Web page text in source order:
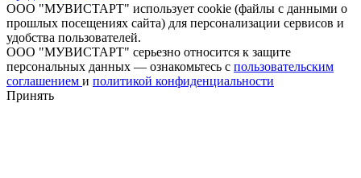
ООО "МУВИСТАРТ" использует cookie (файлы с данными о
прошлых посещениях сайта) для персонализации сервисов и
удобства пользователей.
ООО "МУВИСТАРТ" серьезно относится к защите
персональных данных — ознакомьтесь с пользовательским
соглашением и политикой конфиденциальности
Принять